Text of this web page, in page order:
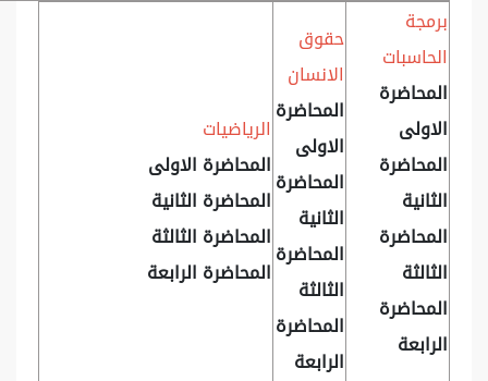
برمجة
الحاسبات
المحاضرة
الاولى
المحاضرة
الثانية
المحاضرة
الثالثة
المحاضرة
الرابعة
حقوق
الانسان
المحاضرة
الاولى
المحاضرة
الثانية
المحاضرة
الثالثة
المحاضرة
الرابعة
الرياضيات
المحاضرة الاولى
المحاضرة الثانية
المحاضرة الثالثة
المحاضرة الرابعة